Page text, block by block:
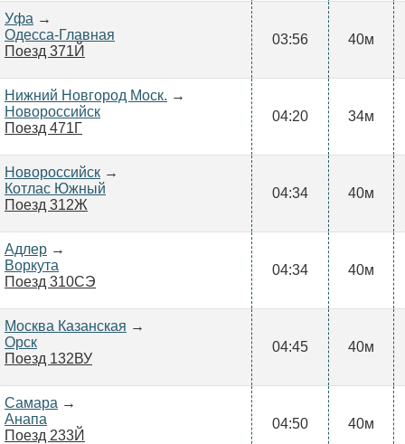
Уфа →
Одесса-Главная
Поезд 371Й
03:56 40м
Нижний Новгород Моск. →
Новороссийск
Поезд 471Г
04:20 34м
Новороссийск →
Котлас Южный
Поезд 312Ж
04:34 40м
Адлер →
Воркута
Поезд 310СЭ
04:34 40м
Москва Казанская →
Орск
Поезд 132ВУ
04:45 40м
Самара →
Анапа
Поезд 233Й
04:50 40м